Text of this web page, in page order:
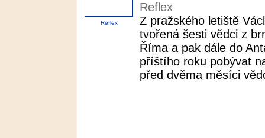
Reflex
Reflex
Z pražského letiště
tvořená šesti vědci z
Říma a pak dále do
příštího roku pobývat
před dvěma měsíci